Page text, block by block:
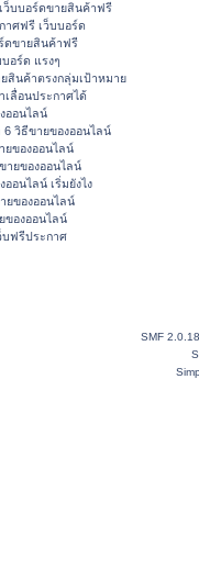
ว็บบอร์ดขายสินค้าฟรี
าศฟรี เว็บบอร์ด
ดขายสินค้าฟรี
อร์ด แรงๆ
สินค้าตรงกลุ่มเป้าหมาย
ลื่อนประกาศได้
ออนไลน์
6 วิธีขายของออนไลน์
ยของออนไลน์
ายของออนไลน์
ออนไลน์ เริ่มยังไง
ยของออนไลน์
ของออนไลน์
บฟรีประกาศ
SMF 2.0.18